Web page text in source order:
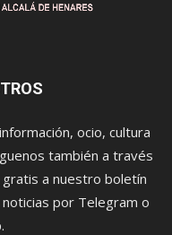
ocio, cultura
también a través
a nuestro boletín
por Telegram o